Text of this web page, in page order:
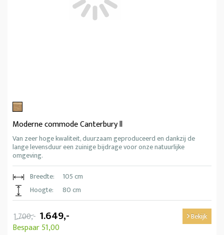
Moderne commode Canterbury ll
Van zeer hoge kwaliteit, duurzaam geproduceerd en dankzij de
lange levensduur een zuinige bijdrage voor onze natuurlijke
omgeving.
Breedte:
105 cm
Hoogte:
80 cm
1.700,- 1.649,-
Bespaar 51,00
Bekijk